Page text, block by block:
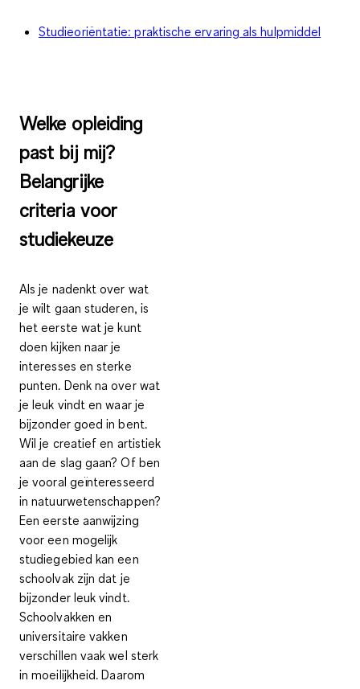
Studieoriëntatie: praktische ervaring als hulpmiddel
Welke opleiding
past bij mij?
Belangrijke
criteria voor
studiekeuze
Als je nadenkt over wat
je wilt gaan studeren, is
het eerste wat je kunt
doenkijken naar je
interesses en sterke
punten. Denk na over wat
je leuk vindt en waar je
bijzonder goed in bent.
Wil je creatief en artistiek
aan de slag gaan? Of ben
je vooral geïnteresseerd
in natuurwetenschappen?
Een eerste aanwijzing
voor een mogelijk
studiegebied kaneen
schoolvak zijn dat je
bijzonder leuk vindt.
Schoolvakken en
universitaire vakken
verschillen vaak wel sterk
in moeilijkheid. Daarom